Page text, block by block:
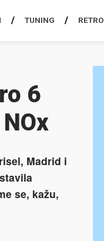
TUNING RETRO
6
Madrid i
se, kažu,